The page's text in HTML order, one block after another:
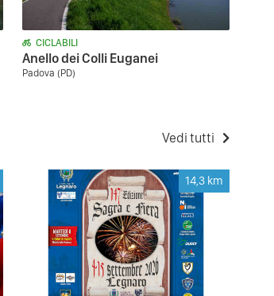
CICLABILI
Anello dei Colli Euganei
Padova (PD)
Vedi tutti
14,3 km